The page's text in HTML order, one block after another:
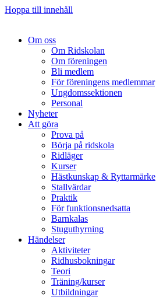
Hoppa till innehåll
Om oss
Om Ridskolan
Om föreningen
Bli medlem
För föreningens medlemmar
Ungdomssektionen
Personal
Nyheter
Att göra
Prova på
Börja på ridskola
Ridläger
Kurser
Hästkunskap & Ryttarmärke
Stallvärdar
Praktik
För funktionsnedsatta
Barnkalas
Stuguthyrning
Händelser
Aktiviteter
Ridhusbokningar
Teori
Träning/kurser
Utbildningar